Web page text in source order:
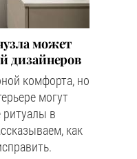
может
дизайнеров
комфорта, но
могут
ритуалы в
как